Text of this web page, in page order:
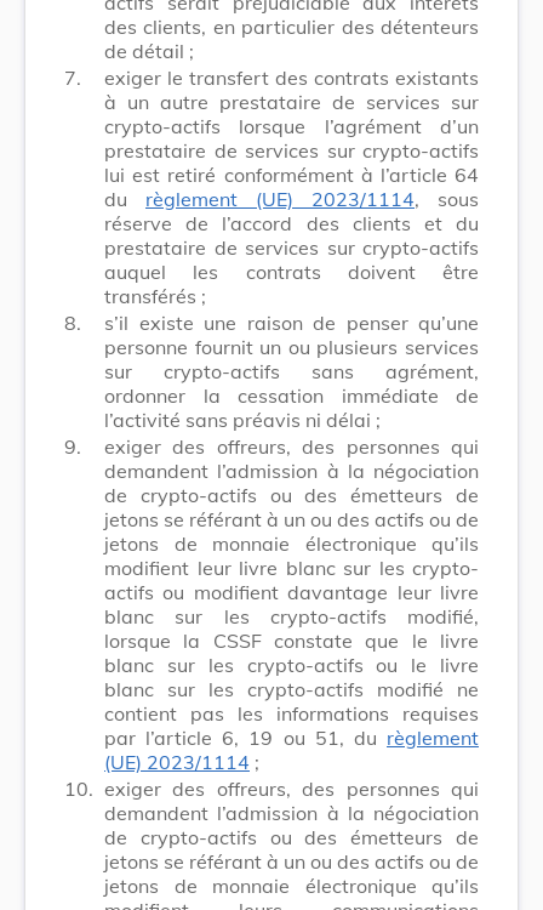
des clients, en particulier des détenteurs
de détail ;
7.
exiger le transfert des contrats existants
à un autre prestataire de services sur
crypto-actifs lorsque l’agrément d’un
prestataire de services sur crypto-actifs
lui est retiré conformément à l’article 64
du règlement (UE) 2023/1114, sous
réserve de l’accord des clients et du
prestataire de services sur crypto-actifs
auquel les contrats doivent être
transférés ;
8.
s’il existe une raison de penser qu’une
personne fournit un ou plusieurs services
sur crypto-actifs sans agrément,
ordonner la cessation immédiate de
l’activité sans préavis ni délai ;
9.
exiger des offreurs, des personnes qui
demandent l’admission à la négociation
de crypto-actifs ou des émetteurs de
jetons se référant à un ou des actifs ou de
jetons de monnaie électronique qu’ils
modifient leur livre blanc sur les crypto-
actifs ou modifient davantage leur livre
blanc sur les crypto-actifs modifié,
lorsque la CSSF constate que le livre
blanc sur les crypto-actifs ou le livre
blanc sur les crypto-actifs modifié ne
contient pas les informations requises
par l’article 6, 19 ou 51, du règlement
(UE) 2023/1114 ;
10. exiger des offreurs, des personnes qui
demandent l’admission à la négociation
de crypto-actifs ou des émetteurs de
jetons se référant à un ou des actifs ou de
jetons de monnaie électronique qu’ils